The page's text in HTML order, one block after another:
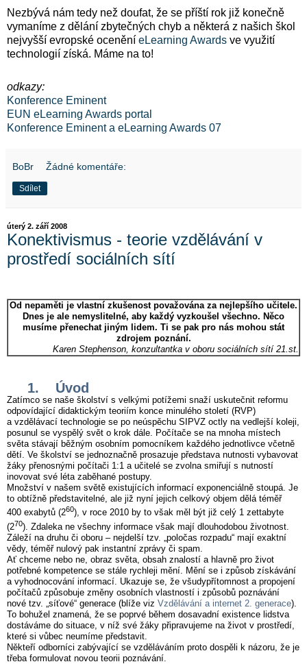
Nezbývá nám tedy než doufat, že se příští rok již konečně
vymaníme z dělání zbytečných chyb a některá z našich škol
nejvyšší evropské ocenění eLearning Awards ve využití
technologií získá. Máme na to!
odkazy:
Konference Eminent
EUN eLearning Awards portal
Konference Eminent a eLearning Awards 07
BoBr Žádné komentáře:
Sdílet
úterý 2. září 2008
Konektivismus - teorie vzdělávání v
prostředí sociálních sítí
Od nepaměti je vlastní zkušenost považována za nejlepšího učitele.
Dnes je ale nemyslitelné, aby každý vyzkoušel všechno. Něco
musíme přenechat jiným lidem. Ti se pak pro nás mohou stát
zdrojem poznání.
Karen Stephenson, konzultantka v oboru sociálních sítí 21.st.
1. Úvod
Zatímco se naše školství s velkými potížemi snaží uskutečnit reformu
odpovídající didaktickým teoriím konce minulého století (RVP)
a vzdělávací technologie se po neúspěchu SIPVZ octly na vedlejší koleji,
posunul se vyspělý svět o krok dále. Počítače se na mnoha místech
světa stávají běžným osobním pomocníkem každého jednotlivce včetně
dětí. Ve školství se jednoznačně prosazuje představa nutnosti vybavovat
žáky přenosnými počítači 1:1 a učitelé se zvolna smiřují s nutností
inovovat své léta zaběhané postupy.
Množství v našem světě existujících informací exponenciálně stoupá. Je
to obtížně představitelné, ale již nyní jejich celkový objem dělá téměř
400 exabytů (260), v roce 2010 by to však měl být již celý 1 zettabyte
(270). Zdaleka ne všechny informace však mají dlouhodobou životnost.
Záleží na druhu či oboru – nejdelší tzv. „poločas rozpadu“ mají exaktní
vědy, téměř nulový pak instantní zprávy či spam.
Ať chceme nebo ne, obraz světa, obsah znalostí a hlavně pro život
potřebné kompetence se stále rychleji mění. Mění se i způsob získávání
a vyhodnocování informací. Ukazuje se, že všudypřítomnost a propojení
počítačů způsobuje změny osobních vlastností i způsobů poznávání
nové tzv. „síťové“ generace (blíže viz Vzdělávání a internet 2. generace).
To bohužel znamená, že se poprvé během dosavadní existence lidstva
dostáváme do situace, v níž své žáky připravujeme na život v prostředí,
které si vůbec neumíme představit.
Někteří odborníci zabývající se vzděláváním proto dospěli k názoru, že je
třeba formulovat novou teorii poznávání.